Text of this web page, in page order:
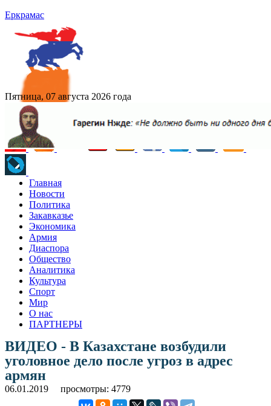
Еркрамас
Пятница, 07 августа 2026 года
Главная
Новости
Политика
Закавказье
Экономика
Армия
Диаспора
Общество
Аналитика
Культура
Спорт
Мир
О нас
ПАРТНЕРЫ
ВИДЕО - В Казахстане возбудили
уголовное дело после угроз в адрес
армян
06.01.2019 просмотры: 4779